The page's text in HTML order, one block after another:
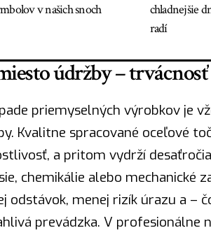
v našich snoch
chladnejšie
radí
údržby – trvácnosť
priemyselných výrobkov je
Kvalitne spracované oceľové
a pritom vydrží
chemikálie alebo mechanické
odstávok, menej rizík úrazu a –
prevádzka. V profesionálne